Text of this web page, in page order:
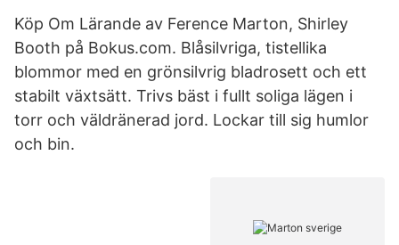
Köp Om Lärande av Ference Marton, Shirley
Booth på Bokus.com. Blåsilvriga, tistellika
blommor med en grönsilvrig bladrosett och ett
stabilt växtsätt. Trivs bäst i fullt soliga lägen i
torr och väldränerad jord. Lockar till sig humlor
och bin.